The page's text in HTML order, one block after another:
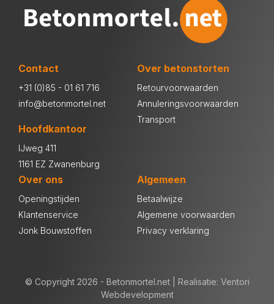
Contact
+31 (0)85 - 01 61 716
info@betonmortel.net
Hoofdkantoor
IJweg 411
1161 EZ Zwanenburg
Over betonstorten
Retourvoorwaarden
Annuleringsvoorwaarden
Transport
Over ons
Openingstijden
Klantenservice
Jonk Bouwstoffen
Algemeen
Betaalwijze
Algemene voorwaarden
Privacy verklaring
© Copyright 2026 - Betonmortel.net | Realisatie: Ventori
Webdevelopment